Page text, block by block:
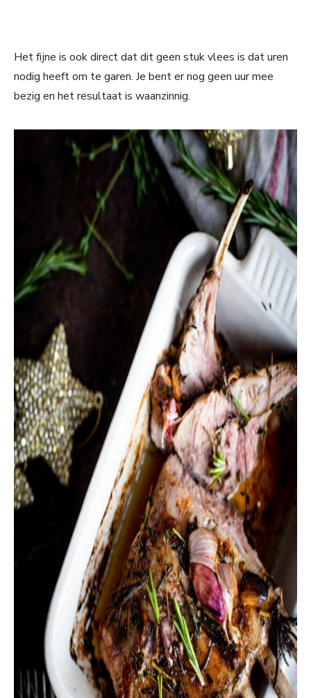
Het fijne is ook direct dat dit geen stuk vlees is dat uren
nodig heeft om te garen. Je bent er nog geen uur mee
bezig en het resultaat is waanzinnig.